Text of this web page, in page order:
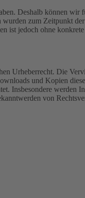
Deshalb können
zum Zeitpunkt
jedoch ohne
Urheberrecht. Die
und Kopien
Insbesondere werden
von